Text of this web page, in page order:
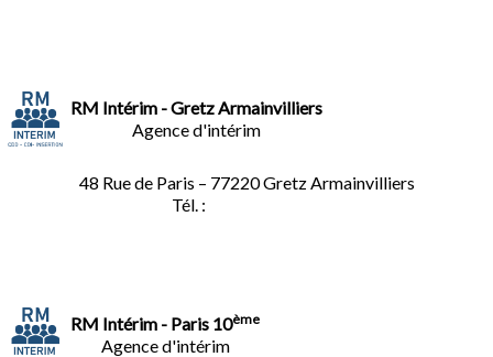
RM Intérim - Gretz Armainvilliers
Agence d'intérim
48 Rue de Paris – 77220 Gretz Armainvilliers
Tél. :
RM Intérim - Paris 10ème
Agence d'intérim